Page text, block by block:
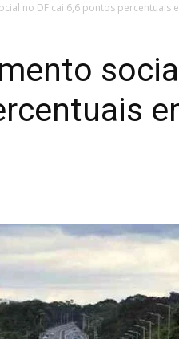
no DF cai 6,6 pontos percentuais